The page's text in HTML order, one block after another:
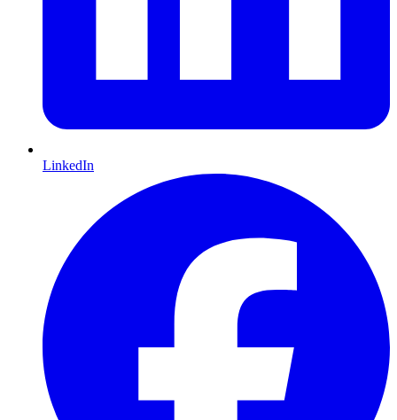
LinkedIn